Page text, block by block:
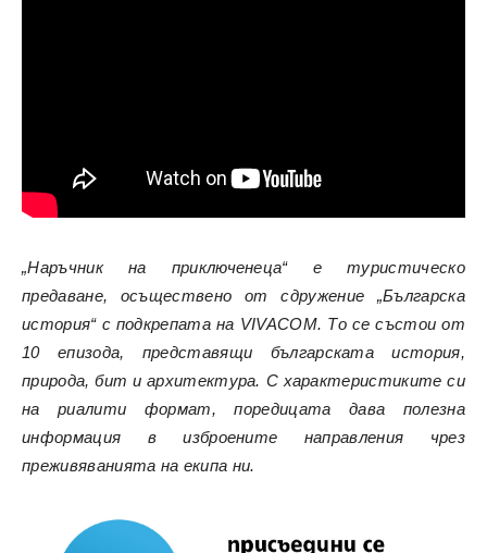
„Наръчник на приключенеца“ e туристическо
предаване, осъществено от сдружение „Българска
история“ с подкрепата на VIVACOM. То се състои от
10 епизода, представящи българската история,
природа, бит и архитектура. С характеристиките си
на риалити формат, поредицата дава полезна
информация в изброените направления чрез
преживяванията на екипа ни.